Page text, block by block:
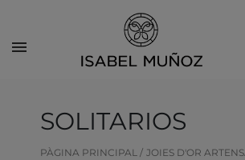
SOLITARIOS
PÀGINA PRINCIPAL JOIES D'OR